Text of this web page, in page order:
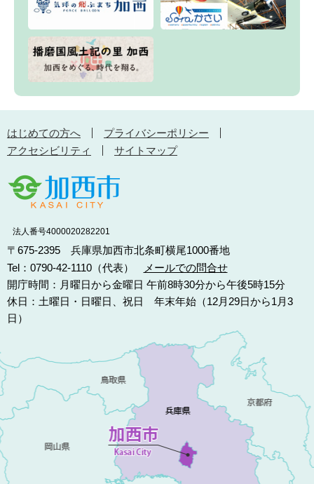
はじめての方へ
プライバシーポリシー
アクセシビリティ
サイトマップ
法人番号4000020282201
〒675-2395 兵庫県加西市北条町横尾1000番地
Tel：0790-42-1110（代表）
メールでの問合せ
開庁時間：月曜日から金曜日 午前8時30分から午後5時15分
休日：土曜日・日曜日、祝日 年末年始（12月29日から1月3
日）